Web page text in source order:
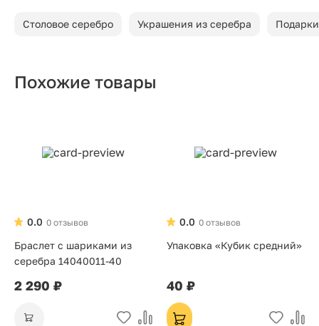
Столовое серебро Украшения из серебра
Похожие товары
0 отзывов
0.0
Браслет с шариками из
серебра 14040011-40
2 290 ₽
0 отзывов
0.0
Упаковка «Кубик средний»
40 ₽